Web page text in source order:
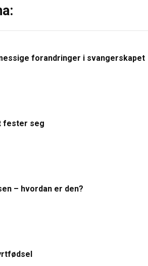
forandringer i svangerskapet
fester seg
– hvordan er den?